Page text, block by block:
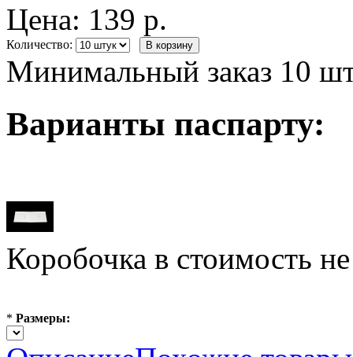
Цена: 139 р.
Количество:
Минимальный заказ 10
Варианты паспарту:
Коробочка в стоимость
* Размеры: